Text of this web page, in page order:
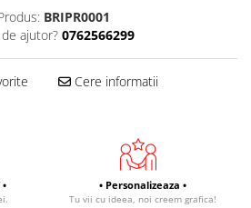
BRIPR0001
ajutor? 0762566299
Cere informatii
• Personalizeaza •
Tu vii cu ideea, noi creem grafica!